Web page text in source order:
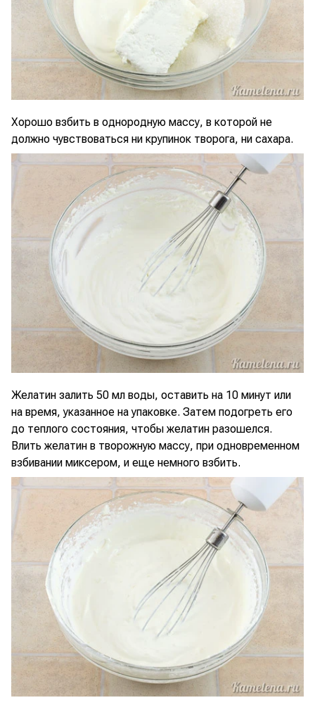
Хорошо взбить в однородную массу, в которой не
должно чувствоваться ни крупинок творога, ни сахара.
Желатин залить 50 мл воды, оставить на 10 минут или
на время, указанное на упаковке. Затем подогреть его
до теплого состояния, чтобы желатин разошелся.
Влить желатин в творожную массу, при одновременном
взбивании миксером, и еще немного взбить.